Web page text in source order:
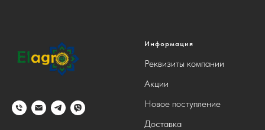
Информация
Реквизиты компании
Акции
Новое поступление
Доставка